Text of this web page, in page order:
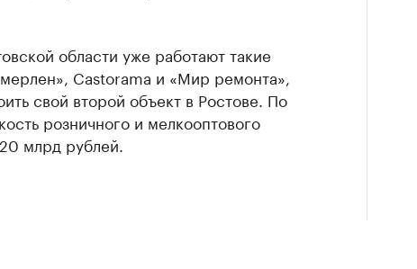
области уже работают такие
Castorama и «Мир ремонта»,
свой второй объект в Ростове. По
розничного и мелкооптового
млрд рублей.